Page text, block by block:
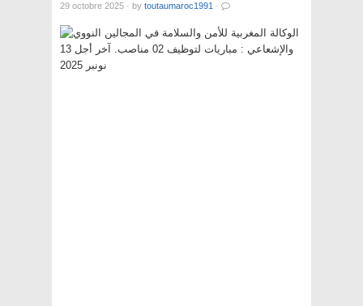
29 octobre 2025 · by toutaumaroc1991 ·